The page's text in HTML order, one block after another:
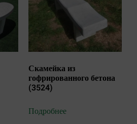
Скамейка из
гофрированного бетона
(3524)
Подробнее